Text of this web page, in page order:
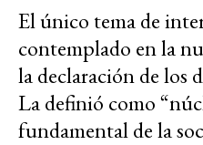
El único tema de
contemplado en la
la declaración de los
La definió como
fundamental de la